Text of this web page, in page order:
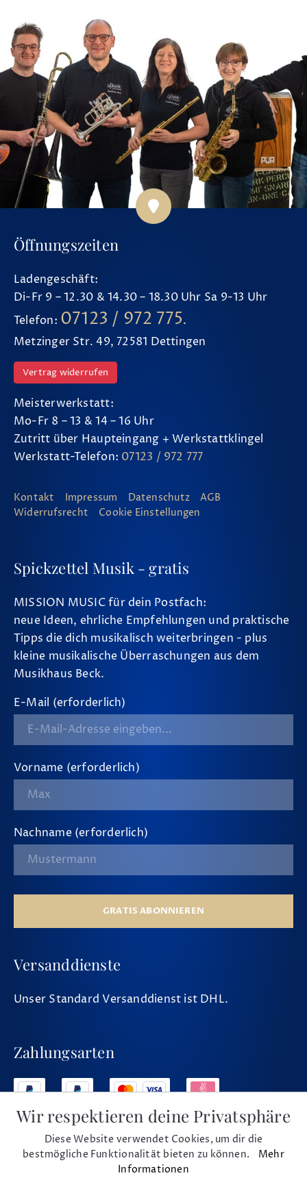
Öffnungszeiten
Ladengeschäft:
Di-Fr 9 – 12.30 & 14.30 – 18.30 Uhr Sa 9-13 Uhr
Telefon: 07123 / 972 775.
Metzinger Str. 49, 72581 Dettingen
Vertrag widerrufen
Meisterwerkstatt:
Mo-Fr 8 – 13 & 14 – 16 Uhr
Zutritt über Haupteingang + Werkstattklingel
Werkstatt-Telefon: 07123 / 972 777
Kontakt Impressum Datenschutz
AGB
Widerrufsrecht
Cookie Einstellungen
Spickzettel Musik - gratis
MISSION MUSIC für dein Postfach:
neue Ideen, ehrliche Empfehlungen und praktische
Tipps die dich musikalisch weiterbringen - plus
kleine musikalische Überraschungen aus dem
Musikhaus Beck.
E-Mail (erforderlich)
Vorname (erforderlich)
Nachname (erforderlich)
GRATIS ABONNIEREN
Versanddienste
Unser Standard Versanddienst ist DHL.
Zahlungsarten
Social Media
Wir respektieren deine Privatsphäre
Diese Website verwendet Cookies, um dir die
bestmögliche Funktionalität bieten zu können. Mehr
Informationen